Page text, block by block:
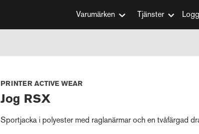
Varumärken Tjänster
PRINTER ACTIVE WEAR
Jog RSX
Sportjacka i polyester med raglanärmar och en tvåfärgad